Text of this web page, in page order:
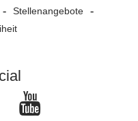
Stellenangebote